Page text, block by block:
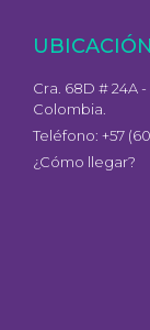
UBICACIÓN
Cra. 68D # 24A -
Colombia.
Teléfono: +57
¿Cómo llegar?